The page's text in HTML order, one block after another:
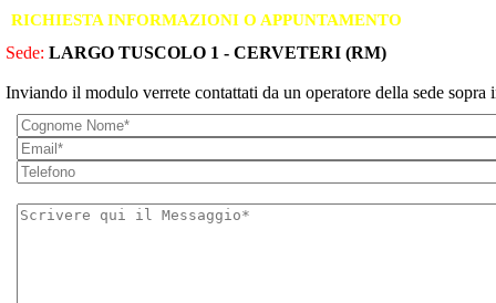
RICHIESTA INFORMAZIONI O APPUNTAMENTO
Sede: LARGO TUSCOLO 1 - CERVETERI (RM)
Inviando il modulo verrete contattati da un operatore della sede sopra